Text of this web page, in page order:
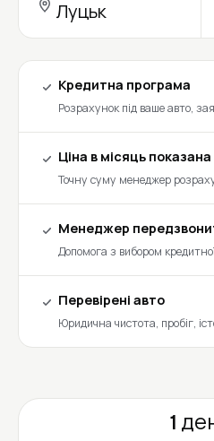
Луцьк
Кредитна програма
Розрахунок під ваше авто,
Ціна в місяць показана
Точну суму менеджер
Менеджер
Допомога з вибором
Перевірені авто
Юридична чистота, пробіг,
1